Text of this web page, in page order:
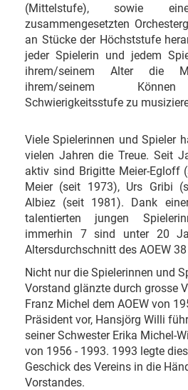
(Mittelstufe), sowie
zusammengesetzten
an Stücke der Höchststufe
jeder Spielerin und jedem
ihrem/seinem Alter die
ihrem/seinem Können
Schwierigkeitsstufe zu
Viele Spielerinnen und Spieler
vielen Jahren die Treue. Seit
aktiv sind Brigitte Meier-Egloff
Meier (seit 1973), Urs Gribi
Albiez (seit 1981). Dank
talentierten jungen
immerhin 7 sind unter 20
Altersdurchschnitt des AOEW
Nicht nur die Spielerinnen und
Vorstand glänzte durch grosse
Franz Michel dem AOEW von
Präsident vor, Hansjörg Willi
seiner Schwester Erika Michel-
von 1956 - 1993. 1993 legte
Geschick des Vereins in die
Vorstandes.